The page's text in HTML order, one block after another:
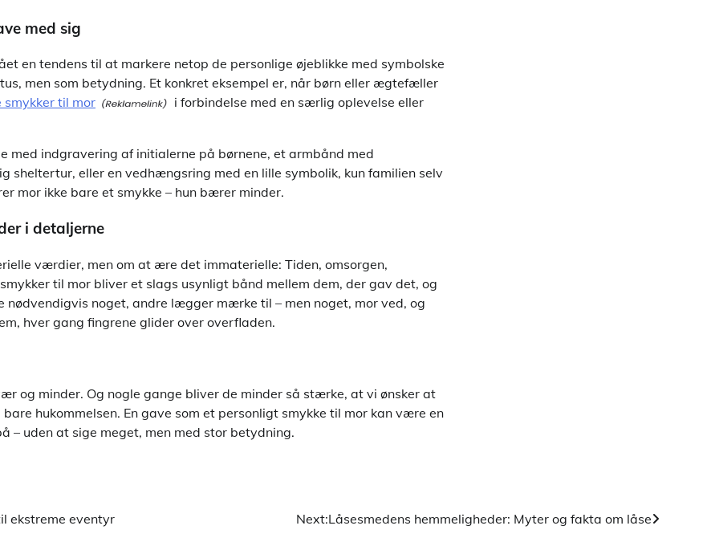
med sig
en tendens til at markere netop de personlige øjeblikke med symbolske
men som betydning. Et konkret eksempel er, når børn eller ægtefæller
smykker til mor
i forbindelse med en særlig oplevelse eller
med indgravering af initialerne på børnene, et armbånd med
sheltertur, eller en vedhængsring med en lille symbolik, kun familien selv
mor ikke bare et smykke – hun bærer minder.
i detaljerne
værdier, men om at ære det immaterielle: Tiden, omsorgen,
til mor bliver et slags usynligt bånd mellem dem, der gav det, og
nødvendigvis noget, andre lægger mærke til – men noget, mor ved, og
hver gang fingrene glider over overfladen.
og minder. Og nogle gange bliver de minder så stærke, at vi ønsker at
hukommelsen. En gave som et personligt smykke til mor kan være en
– uden at sige meget, men med stor betydning.
ekstreme eventyr Next:Låsesmedens hemmeligheder: Myter og fakta om låse